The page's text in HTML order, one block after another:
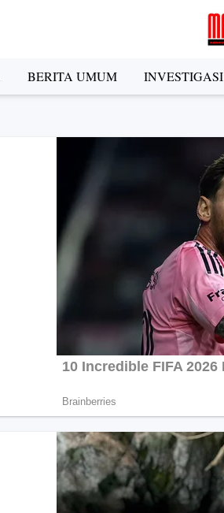
BERITA UMUM INVESTIGASI